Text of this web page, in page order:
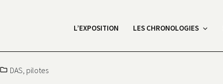
L’EXPOSITION LES CHRONOLOGIES
DAS, pilotes